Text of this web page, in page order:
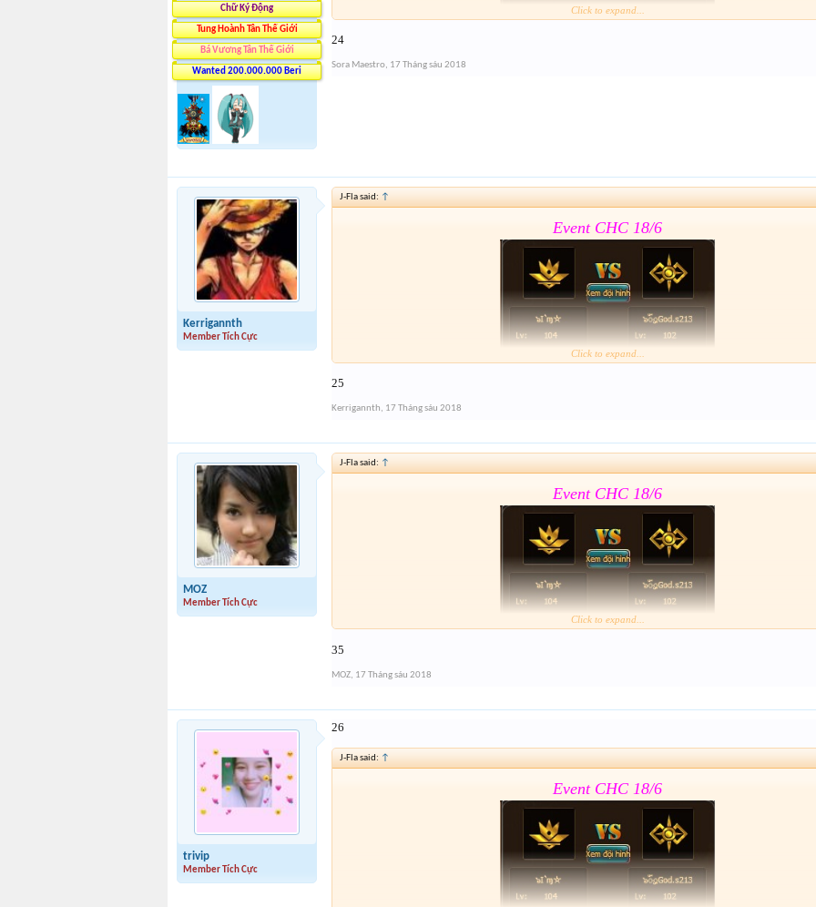
Chữ Ký Động
Tung Hoành Tân Thế Giới
Bá Vương Tân Thế Giới
Wanted 200.000.000 Beri
Click to expand...
24
Sora Maestro, 17 Tháng sáu 2018
Kerrigannth
Member Tích Cực
J-Fla said: ↑
Event CHC 18/6
lâu hết giải nhỉ
Click to expand...
25
Kerrigannth, 17 Tháng sáu 2018
MOZ
Member Tích Cực
J-Fla said: ↑
Event CHC 18/6
lâu hết giải nhỉ
Click to expand...
35
MOZ, 17 Tháng sáu 2018
trivip
Member Tích Cực
26
J-Fla said: ↑
Event CHC 18/6